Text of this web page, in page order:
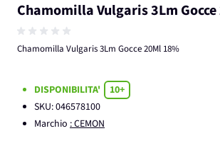
Chamomilla Vulgaris 3Lm
Chamomilla Vulgaris 3Lm Gocce 20Ml 18%
DISPONIBILITA'
10+
SKU:046578100
Marchio : CEMON